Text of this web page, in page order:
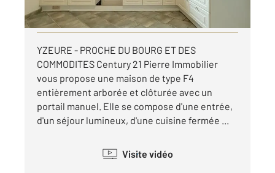
Visiter le site dédié
YZEURE - PROCHE DU BOURG ET DES
COMMODITES Century 21 Pierre Immobilier
vous propose une maison de type F4
entièrement arborée et clôturée avec un
portail manuel. Elle se compose d'une entrée,
d'un séjour lumineux, d'une cuisine fermée ...
Visite vidéo